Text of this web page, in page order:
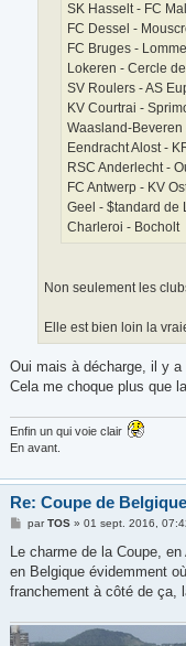
SK Hasselt - FC
FC Dessel -
FC Bruges -
Lokeren - Cercle
SV Roulers - AS
KV Courtrai -
Waasland-Beveren
Eendracht Alost -
RSC Anderlecht -
FC Antwerp - KV
Geel - $tandard de
Charleroi - Bocholt
Non seulement les
Elle est bien loin la
Oui mais à décharge, il y
Cela me choque plus que
Enfin un qui voie clair
En avant.
Re: Coupe de
M
s
a
g
parTOS »01 sept. 2016,
Le charme de la Coupe,
en Belgique évidemment
franchement à côté de ça,